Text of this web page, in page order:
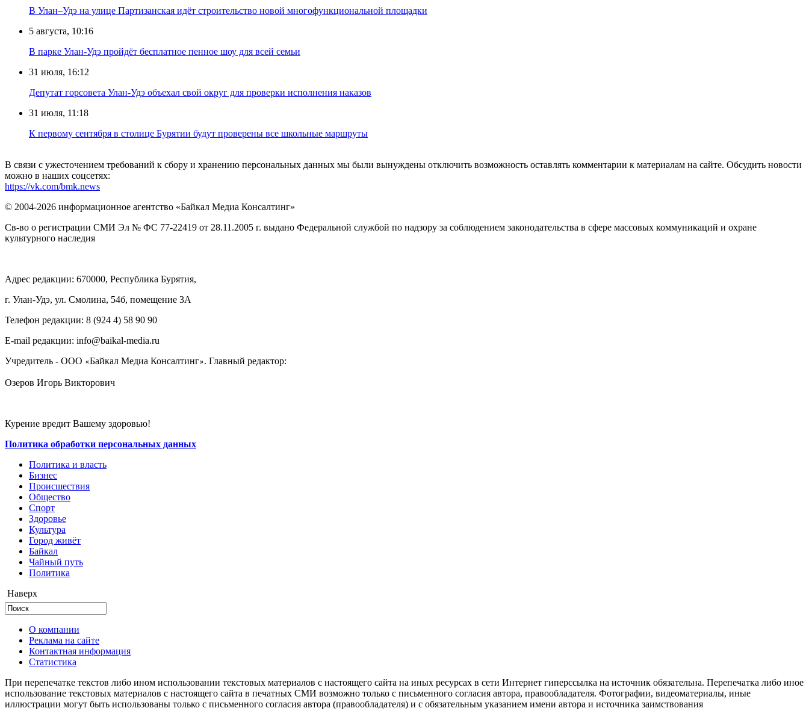
В Улан–Удэ на улице Партизанская идёт строительство новой многофункциональной площадки
5 августа, 10:16
В парке Улан-Удэ пройдёт бесплатное пенное шоу для всей семьи
31 июля, 16:12
Депутат горсовета Улан-Удэ объехал свой округ для проверки исполнения наказов
31 июля, 11:18
К первому сентября в столице Бурятии будут проверены все школьные маршруты
В связи с ужесточением требований к сбору и хранению персональных данных мы были вынуждены отключить возможность оставлять комментарии к материалам на сайте. Обсудить новости
можно в наших соцсетях:
https://vk.com/bmk.news
© 2004-2026 информационное агентство «Байкал Медиа Консалтинг»
Св-во о регистрации СМИ Эл № ФС 77-22419 от 28.11.2005 г. выдано Федеральной службой по надзору за соблюдением законодательства в сфере массовых коммуникаций и охране
культурного наследия
Адрес редакции: 670000, Республика Бурятия,
г. Улан-Удэ, ул. Смолина, 54б, помещение 3А
Телефон редакции: ‎‎8 (924 4) 58 90 90
E-mail редакции: info@baikal-media.ru
Учредитель - ООО «Байкал Медиа Консалтинг». Главный редактор:
Озеров Игорь Викторович
Курение вредит Вашему здоровью!
Политика обработки персональных данных
Политика и власть
Бизнес
Происшествия
Общество
Cпорт
Здоровье
Культура
Город живёт
Байкал
Чайный путь
Политика
Наверх
О компании
Реклама на сайте
Контактная информация
Статистика
При перепечатке текстов либо ином использовании текстовых материалов с настоящего сайта на иных ресурсах в сети Интернет гиперссылка на источник обязательна. Перепечатка либо иное
использование текстовых материалов с настоящего сайта в печатных СМИ возможно только с письменного согласия автора, правообладателя. Фотографии, видеоматериалы, иные
иллюстрации могут быть использованы только с письменного согласия автора (правообладателя) и с обязательным указанием имени автора и источника заимствования